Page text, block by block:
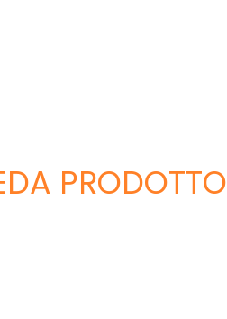
PRODOTTO